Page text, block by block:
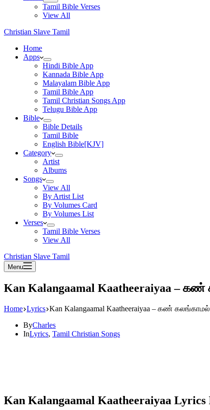
Tamil Bible Verses
View All
Christian Slave Tamil
Home
Apps
Hindi Bible App
Kannada Bible App
Malayalam Bible App
Tamil Bible App
Tamil Christian Songs App
Telugu Bible App
Bible
Bible Details
Tamil Bible
English Bible[KJV]
Category
Artist
Albums
Songs
View All
By Artist List
By Volumes Card
By Volumes List
Verses
Tamil Bible Verses
View All
Christian Slave Tamil
Menu
Kan Kalangaamal Kaatheeraiyaa –
Home Lyrics Kan Kalangaamal Kaatheeraiyaa – கண்
ByCharles
InLyrics, Tamil Christian Songs
Kan Kalangaamal Kaatheeraiyaa Lyrics